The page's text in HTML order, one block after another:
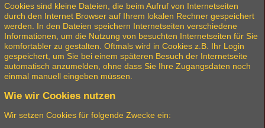
Cookies sind kleine Dateien, die beim Aufruf von Internetseiten
durch den Internet Browser auf Ihrem lokalen Rechner gespeichert
werden. In den Dateien speichern Internetseiten verschiedene
Informationen, um die Nutzung von besuchten Internetseiten für Sie
komfortabler zu gestalten. Oftmals wird in Cookies z.B. Ihr Login
gespeichert, um Sie bei einem späteren Besuch der Internetseite
automatisch anzumelden, ohne dass Sie Ihre Zugangsdaten noch
einmal manuell eingeben müssen.
Wie wir Cookies nutzen
Wir setzen Cookies für folgende Zwecke ein: